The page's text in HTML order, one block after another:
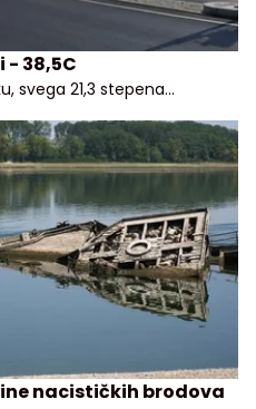
38,5C
svega 21,3 stepena
nacističkih brodova